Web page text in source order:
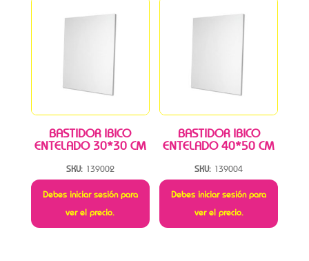
BASTIDOR IBICO
ENTELADO 30*30 CM
SKU: 139002
Debes iniciar sesión para
ver el precio.
BASTIDOR IBICO
ENTELADO 40*50 CM
SKU: 139004
Debes iniciar sesión para
ver el precio.